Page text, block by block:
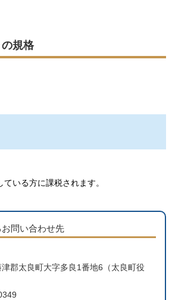
規格
ている方に課税されます。
問い合わせ先
郡太良町大字多良1番地6（太良町役